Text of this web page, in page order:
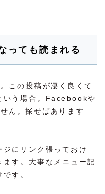
っても読まれる
この投稿が凄く良くて
いう場合。Facebookや
ん。探せばあります
にリンク張っておけ
す。大事なメニュー記
す。